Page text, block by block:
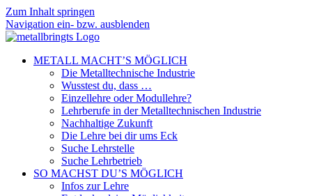
Zum Inhalt springen
Navigation ein- bzw. ausblenden
METALL MACHT’S MÖGLICH
Die Metalltechnische Industrie
Wusstest du, dass …
Einzellehre oder Modullehre?
Lehrberufe in der Metalltechnischen Industrie
Nachhaltige Zukunft
Die Lehre bei dir ums Eck
Suche Lehrstelle
Suche Lehrbetrieb
SO MACHST DU’S MÖGLICH
Infos zur Lehre